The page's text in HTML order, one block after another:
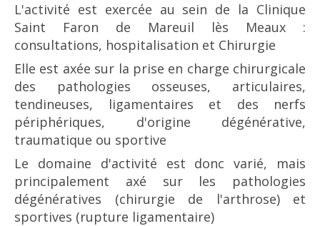
L'activité est exercée au sein de la Clinique
Saint Faron de Mareuil lès Meaux :
consultations, hospitalisation et Chirurgie
Elle est axée sur la prise en charge chirurgicale
des pathologies osseuses, articulaires,
tendineuses, ligamentaires et des nerfs
périphériques, d'origine dégénérative,
traumatique ou sportive
Le domaine d'activité est donc varié, mais
principalement axé sur les pathologies
dégénératives (chirurgie de l'arthrose) et
sportives (rupture ligamentaire)